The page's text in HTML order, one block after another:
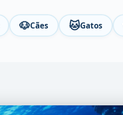
🐶Cães 🐱Gatos